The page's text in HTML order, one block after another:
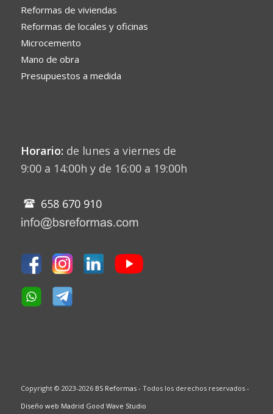
Reformas de viviendas
Reformas de locales y oficinas
Microcemento
Mano de obra
Presupuestos a medida
Horario: de lunes a viernes de
9:00 a 14:00h y de 16:00 a 19:00h
658 670 910
Copyright © 2023-2026 BS Reformas- Todos los derechos reservados -
Diseño web Madrid Good Wave Studio